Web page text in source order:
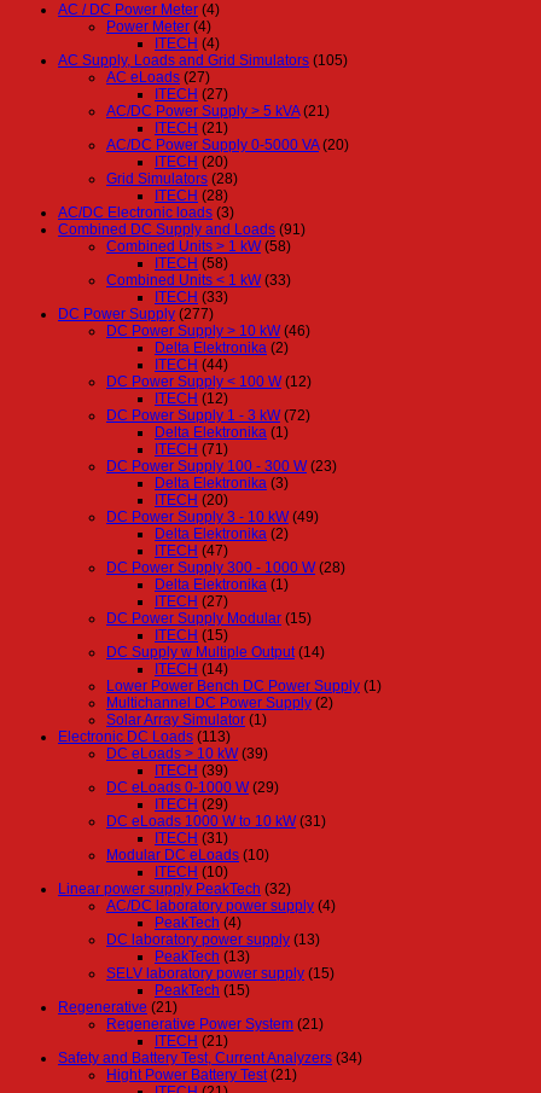
AC / DC Power Meter (4)
Power Meter (4)
ITECH (4)
AC Supply, Loads and Grid Simulators (105)
AC eLoads (27)
ITECH (27)
AC/DC Power Supply > 5 kVA (21)
ITECH (21)
AC/DC Power Supply 0-5000 VA (20)
ITECH (20)
Grid Simulators (28)
ITECH (28)
AC/DC Electronic loads (3)
Combined DC Supply and Loads (91)
Combined Units > 1 kW (58)
ITECH (58)
Combined Units < 1 kW (33)
ITECH (33)
DC Power Supply (277)
DC Power Supply > 10 kW (46)
Delta Elektronika (2)
ITECH (44)
DC Power Supply < 100 W (12)
ITECH (12)
DC Power Supply 1 - 3 kW (72)
Delta Elektronika (1)
ITECH (71)
DC Power Supply 100 - 300 W (23)
Delta Elektronika (3)
ITECH (20)
DC Power Supply 3 - 10 kW (49)
Delta Elektronika (2)
ITECH (47)
DC Power Supply 300 - 1000 W (28)
Delta Elektronika (1)
ITECH (27)
DC Power Supply Modular (15)
ITECH (15)
DC Supply w Multiple Output (14)
ITECH (14)
Lower Power Bench DC Power Supply (1)
Multichannel DC Power Supply (2)
Solar Array Simulator (1)
Electronic DC Loads (113)
DC eLoads > 10 kW (39)
ITECH (39)
DC eLoads 0-1000 W (29)
ITECH (29)
DC eLoads 1000 W to 10 kW (31)
ITECH (31)
Modular DC eLoads (10)
ITECH (10)
Linear power supply PeakTech (32)
AC/DC laboratory power supply (4)
PeakTech (4)
DC laboratory power supply (13)
PeakTech (13)
SELV laboratory power supply (15)
PeakTech (15)
Regenerative (21)
Regenerative Power System (21)
ITECH (21)
Safety and Battery Test, Current Analyzers (34)
Hight Power Battery Test (21)